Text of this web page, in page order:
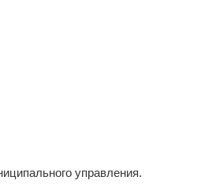
управления.